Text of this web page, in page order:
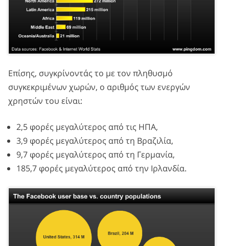
Επίσης, συγκρίνοντάς το με τον πληθυσμό
συγκεκριμένων χωρών, ο αριθμός των ενεργών
χρηστών του είναι:
2,5 φορές μεγαλύτερος από τις ΗΠΑ,
3,9 φορές μεγαλύτερος από τη Βραζιλία,
9,7 φορές μεγαλύτερος από τη Γερμανία,
185,7 φορές μεγαλύτερος από την Ιρλανδία.